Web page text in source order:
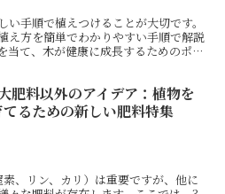
手順で植えつけることが大切です。
え方を簡単でわかりやすい手順で解説
当て、木が健康に成長するためのポイ
肥料以外のアイデア：植物を
てるための新しい肥料特集
、リン、カリ）は重要ですが、他に